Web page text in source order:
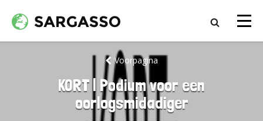
Voorpagina
KORT | Podium voor een
oorlogsmidadiger